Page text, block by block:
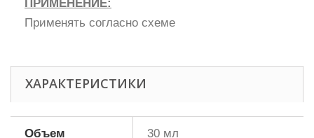
ПРИМЕНЕНИЕ:
Применять согласно схеме
ХАРАКТЕРИСТИКИ
Объем 30 мл